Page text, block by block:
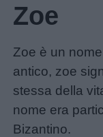
Home
Zoe
Zoe è un
antico, zoe
stessa della
nome era
Bizantino.